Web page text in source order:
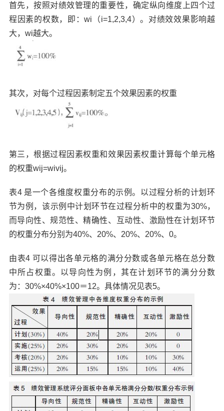
首先，按照对绩效管理的重要性，确定纵向维度上四个过
程因素的权数，即：wi（i=1,2,3,4）。对绩效效果影响越
大，wi越大。
其次，对每个过程因素制定五个效果因素的权重
第三，根据过程因素权重和效果因素权重计算每个单元格
的权重wij=wivij。
表4 是一个各维度权重分布的示例。以过程分析的计划环
节为例，该示例中计划环节在过程分析中的权重为30%，
而导向性、规范性、精确性、互动性、激励性在计划环节
的权重分布分别为40%、20%、20%、20%、0。
由表4 可以得出各单元格的满分分数或各单元格在总分数
中所占权重。以导向性为例，其在计划环节的满分分数
为：30%×40%×100＝12。具体情况见表5。